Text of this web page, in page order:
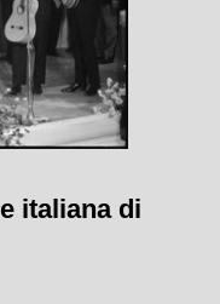
italiana di